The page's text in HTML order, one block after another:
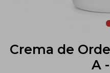
Crema de
A